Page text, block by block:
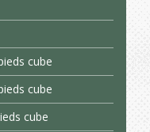
cube
cube
cube